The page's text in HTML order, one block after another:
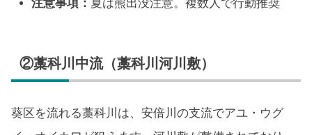
注意事項： 夏は熊出没注意。複数人で行動推奨
②藁科川中流（藁科川河川敷）
葵区を流れる藁科川は、安倍川の支流でアユ・ウグ